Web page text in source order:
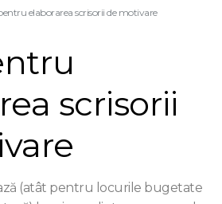
elaborarea scrisorii de motivare
scrisorii
(atât pentru locurile bugetate